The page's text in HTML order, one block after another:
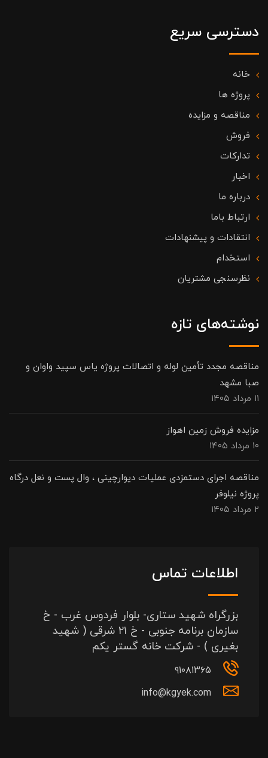
دسترسی سریع
خانه
پروژه ها
مناقصه و مزایده
فروش
تدارکات
اخبار
درباره ما
ارتباط باما
انتقادات و پیشنهادات
استخدام
نظرسنجی مشتریان
نوشته‌های تازه
مناقصه مجدد تأمین لوله و اتصالات پروژه یاس سپید واوان و
صبا مشهد
۱۱ مرداد ۱۴۰۵
مزایده فروش زمین اهواز
۱۰ مرداد ۱۴۰۵
مناقصه اجرای دستمزدی عملیات دیوارچینی ، وال پست و نعل درگاه
پروژه نیلوفر
۲ مرداد ۱۴۰۵
اطلاعات تماس
بزرگراه شهید ستاری- بلوار فردوس غرب - خ
سازمان برنامه جنوبی - خ ۲۱ شرقی ( شهید
بغیری ) - شرکت خانه گستر یکم
۹۱۰۸۱۳۶۵
info@kgyek.com